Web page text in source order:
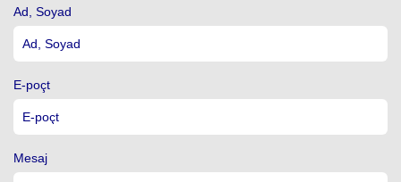
Ad, Soyad
E-poçt
Mesaj